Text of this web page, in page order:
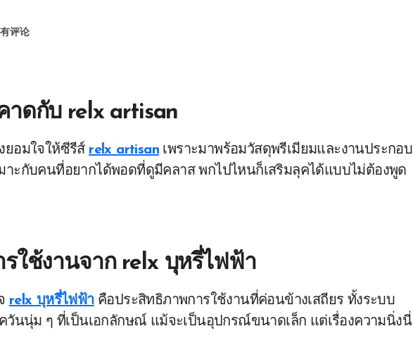
评论
าดกับ relx artisan
ยอมใจให้ซีรีส์ relx artisan เพราะมาพร้อมวัสดุพรีเมียมและงานประกอบ
าะกับคนที่อยากได้พอดที่ดูมีคลาส พกไปไหนก็เสริมลุคได้แบบไม่ต้องพูด
รใช้งานจาก relx บุหรี่ไฟฟ้า
relx บุหรี่ไฟฟ้าคือประสิทธิภาพการใช้งานที่ค่อนข้างเสถียร ทั้งระบบ
วันนุ่ม ๆ ที่เป็นเอกลักษณ์ แม้จะเป็นอุปกรณ์ขนาดเล็ก แต่เรื่องความนิ่งนี่